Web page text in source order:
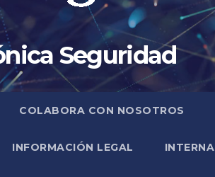
Seguridad
COLABORA CON NOSOTROS
INFORMACIÓN LEGAL